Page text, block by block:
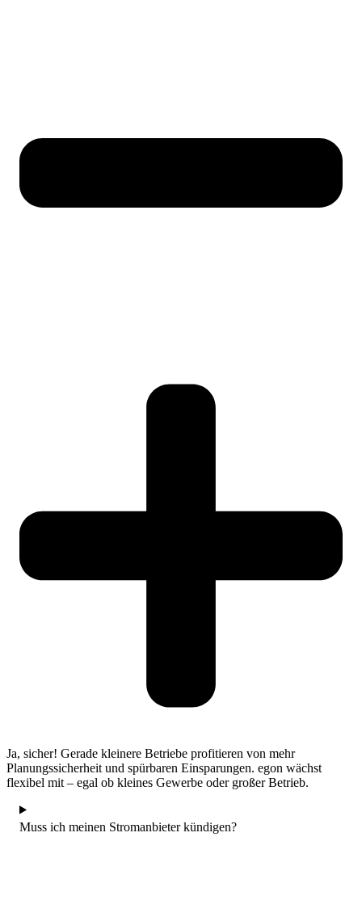
Ja, sicher! Gerade kleinere Betriebe profitieren von mehr
Planungssicherheit und spürbaren Einsparungen. egon wächst
flexibel mit – egal ob kleines Gewerbe oder großer Betrieb.
Muss ich meinen Stromanbieter kündigen?